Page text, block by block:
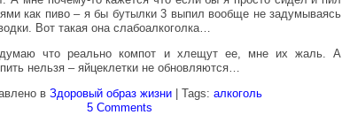
как пиво – я бы бутылки 3 выпил вообще не задумываясь
Вот такая она слабоалкоголка…
что реально компот и хлещут ее, мне их жаль. А
нельзя – яйцеклетки не обновляются…
в Здоровый образ жизни| Tags: алкоголь
5 Comments